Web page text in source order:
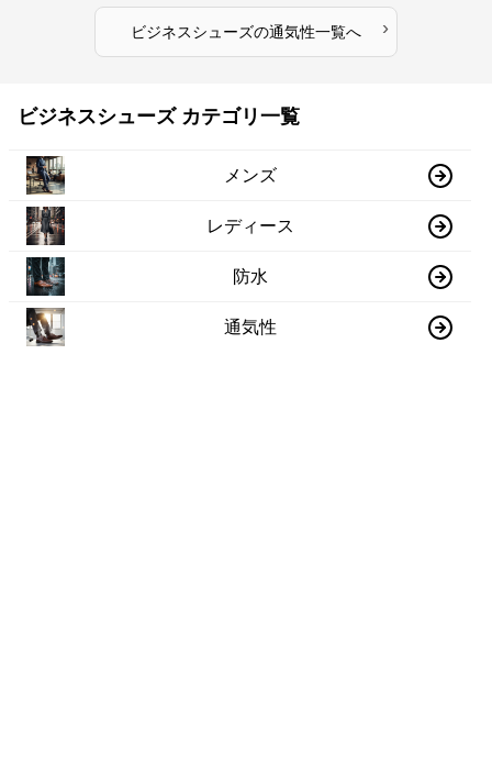
ビジネスシューズの通気性一覧へ ›
ビジネスシューズ カテゴリ一覧
メンズ
レディース
防水
通気性